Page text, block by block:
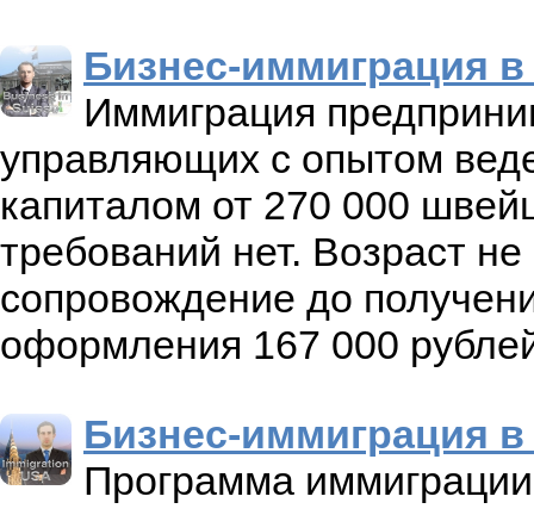
Бизнес-иммиграция
Иммиграция
управляющих с опытом
капиталом от 270 000
требований нет. Возраст
сопровождение до
оформления 167 000
Бизнес-иммиграция
Программа